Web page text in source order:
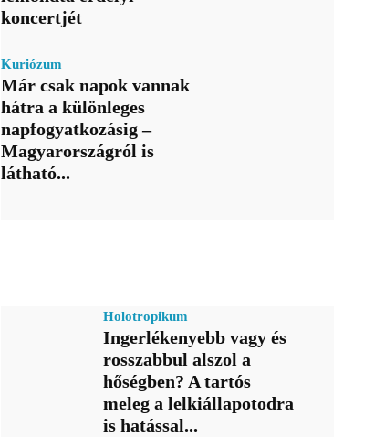
koncertjét
Kuriózum
Már csak napok vannak
hátra a különleges
napfogyatkozásig –
Magyarországról is
látható...
Holotropikum
Ingerlékenyebb vagy és
rosszabbul alszol a
hőségben? A tartós
meleg a lelkiállapotodra
is hatással...